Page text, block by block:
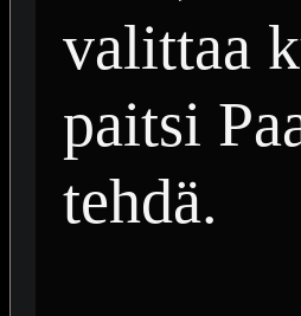
valittaa
paitsi
tehdä.